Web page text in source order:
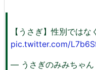
【うさぎ】性別ではな
pic.twitter.com/
— うさぎのみみちゃん